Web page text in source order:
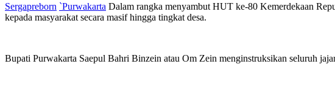
Sergapreborn `Purwakarta Dalam rangka menyambut HUT ke-80 Kemerdekaan
kepada masyarakat secara masif hingga tingkat desa.
Bupati Purwakarta Saepul Bahri Binzein atau Om Zein menginstruksikan seluruh